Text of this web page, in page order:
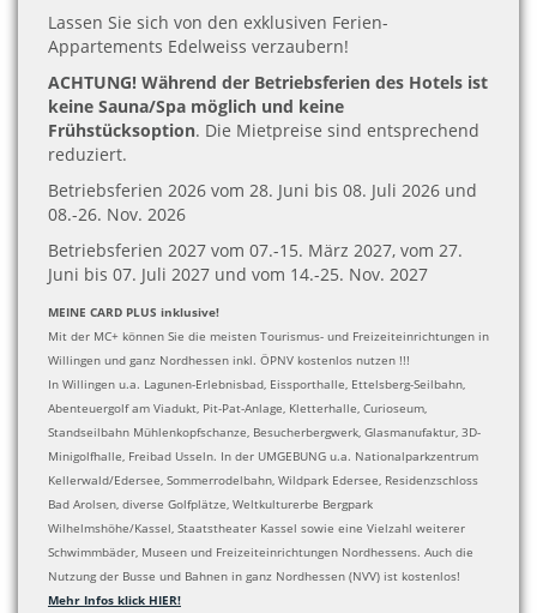
Lassen Sie sich von den exklusiven Ferien-
Appartements Edelweiss verzaubern!
ACHTUNG! Während der Betriebsferien des Hotels ist
keine Sauna/Spa möglich und keine
Frühstücksoption. Die Mietpreise sind entsprechend
reduziert.
Betriebsferien 2026 vom 28. Juni bis 08. Juli 2026 und
08.-26. Nov. 2026
Betriebsferien 2027 vom 07.-15. März 2027, vom 27.
Juni bis 07. Juli 2027 und vom 14.-25. Nov. 2027
MEINE CARD PLUS inklusive!
Mit der MC+ können Sie die meisten Tourismus- und Freizeiteinrichtungen in
Willingen und ganz Nordhessen inkl. ÖPNV kostenlos nutzen !!!
In Willingen u.a. Lagunen-Erlebnisbad, Eissporthalle, Ettelsberg-Seilbahn,
Abenteuergolf am Viadukt, Pit-Pat-Anlage, Kletterhalle, Curioseum,
Standseilbahn Mühlenkopfschanze, Besucherbergwerk, Glasmanufaktur, 3D-
Minigolfhalle, Freibad Usseln. In der UMGEBUNG u.a. Nationalparkzentrum
Kellerwald/Edersee, Sommerrodelbahn, Wildpark Edersee, Residenzschloss
Bad Arolsen, diverse Golfplätze, Weltkulturerbe Bergpark
Wilhelmshöhe/Kassel, Staatstheater Kassel sowie eine Vielzahl weiterer
Schwimmbäder, Museen und Freizeiteinrichtungen Nordhessens. Auch die
Nutzung der Busse und Bahnen in ganz Nordhessen (NVV) ist kostenlos!
Mehr Infos klick HIER!